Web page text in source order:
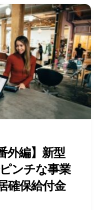
外編】新型
ンチな事業
確保給付金